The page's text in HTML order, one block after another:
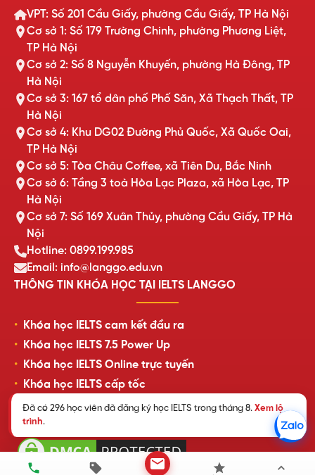
Đã có 296 học viên đã đăng ký học IELTS trong tháng 8. Xem lộ
trình.
VPT: Số 201 Cầu Giấy, phường Cầu Giấy, TP Hà Nội
Cơ sở 1: Số 179 Trường Chinh, phường Phương Liệt,
TP Hà Nội
Cơ sở 2: Số 8 Nguyễn Khuyến, phường Hà Đông, TP
Hà Nội
Cơ sở 3: 167 tổ dân phố Phố Săn, Xã Thạch Thất, TP
Hà Nội
Cơ sở 4: Khu DG02 Đường Phủ Quốc, Xã Quốc Oai,
TP Hà Nội
Cơ sở 5: Tòa Châu Coffee, xã Tiên Du, Bắc Ninh
Cơ sở 6: Tầng 3 toà Hòa Lạc Plaza, xã Hòa Lạc, TP
Hà Nội
Cơ sở 7: Số 169 Xuân Thủy, phường Cầu Giấy, TP Hà
Nội
Hotline: 0899.199.985
Email: info@langgo.edu.vn
THÔNG TIN KHÓA HỌC TẠI IELTS LANGGO
Khóa học IELTS cam kết đầu ra
Khóa học IELTS 7.5 Power Up
Khóa học IELTS Online trực tuyến
Khóa học IELTS cấp tốc
Lịch khai giảng lớp học mới nhất
Review của học viên LangGo